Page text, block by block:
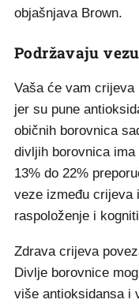
objašnjava Brown.
Podržavaju
Vaša će vam crijeva
jer su pune
običnih borovnica
divljih borovnica
13% do 22%
veze između crijeva
raspoloženje i
Zdrava crijeva
Divlje borovnice
više antioksidansa i